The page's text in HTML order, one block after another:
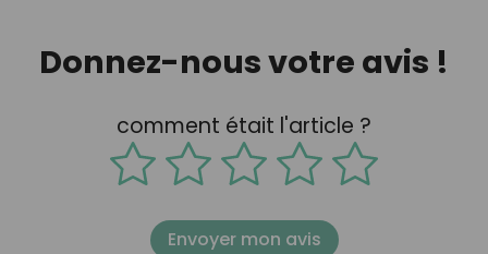
Donnez-nous votre avis !
comment était l'article ?
Envoyer mon avis